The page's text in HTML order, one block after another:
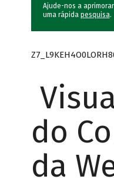
Ajude-nos a
uma rápida pesquisa.
do
da